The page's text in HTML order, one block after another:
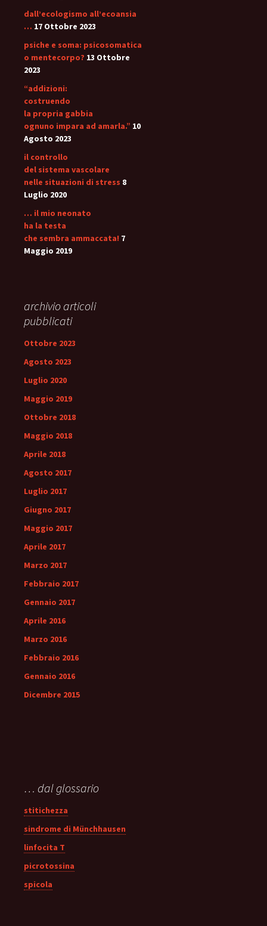
dall’ecologismo all’ecoansia
… 17 Ottobre 2023
psiche e soma: psicosomatica
o mentecorpo? 13 Ottobre
2023
“addizioni:
costruendo
la propria gabbia
ognuno impara ad amarla.” 10
Agosto 2023
il controllo
del sistema vascolare
nelle situazioni di stress 8
Luglio 2020
… il mio neonato
ha la testa
che sembra ammaccata! 7
Maggio 2019
archivio articoli
pubblicati
Ottobre 2023
Agosto 2023
Luglio 2020
Maggio 2019
Ottobre 2018
Maggio 2018
Aprile 2018
Agosto 2017
Luglio 2017
Giugno 2017
Maggio 2017
Aprile 2017
Marzo 2017
Febbraio 2017
Gennaio 2017
Aprile 2016
Marzo 2016
Febbraio 2016
Gennaio 2016
Dicembre 2015
… dal glossario
stitichezza
sindrome di Münchhausen
linfocita T
picrotossina
spicola